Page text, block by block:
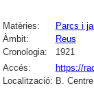
Matèries:
Parcs i
Àmbit:
Reus
Cronologia:
1921
Accés:
https://
Localització: B.